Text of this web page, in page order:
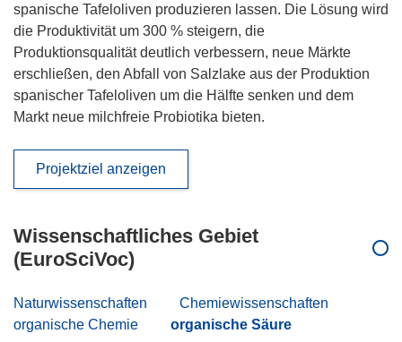
spanische Tafeloliven produzieren lassen. Die Lösung wird
die Produktivität um 300 % steigern, die
Produktionsqualität deutlich verbessern, neue Märkte
erschließen, den Abfall von Salzlake aus der Produktion
spanischer Tafeloliven um die Hälfte senken und dem
Markt neue milchfreie Probiotika bieten.
Projektziel anzeigen
Wissenschaftliches Gebiet
(EuroSciVoc)
Naturwissenschaften
Chemiewissenschaften
organische Chemie
organische Säure